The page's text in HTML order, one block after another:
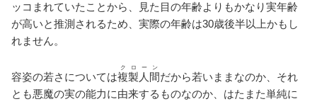
ッコまれていたことから、見た目の年齢よりもかなり実年齢
が高いと推測されるため、実際の年齢は30歳後半以上かもし
れません。
容姿の若さについては複製人間
クローン
だから若いままなのか、それ
とも悪魔の実の能力に由来するものなのか、はたまた単純に